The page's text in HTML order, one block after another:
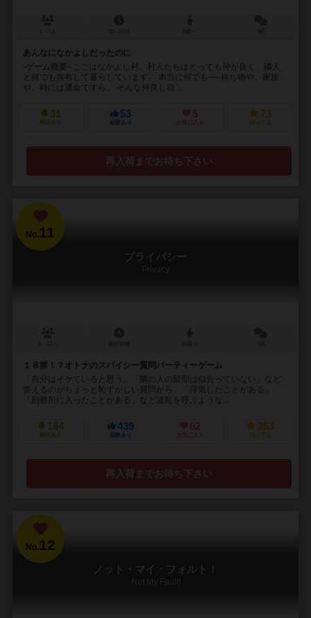
あんなになかよしだったのに
-ゲーム概要- ここはなかよし村。村人たちはとっても仲が良く、隣人
と何でも共有して暮らしています。 本当に何でも──持ち物や、家族
や、時には運命ですら。 そんな仲良し自...
31
興味あり
53
経験あり
5
お気に入り
73
持ってる
再入荷までお待ち下さい
No.11
プライバシー
Privacy
１８禁！？オトナのスパイシー質問パーティーゲーム
「自分はイケていると思う」「隣の人の髪型は似合っていない」など
答えるのがちょっと恥ずかしい質問から、「浮気したことがある」
「刑務所に入ったことがある」など波乱を呼ぶような...
184
興味あり
439
経験あり
62
お気に入り
263
持ってる
再入荷までお待ち下さい
No.12
ノット・マイ・フォルト！
Not My Fault!